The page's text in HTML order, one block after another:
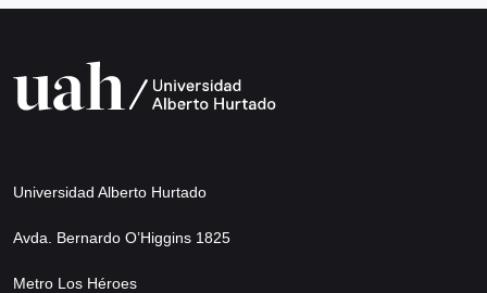
Universidad Alberto Hurtado
Avda. Bernardo O’Higgins 1825
Metro Los Héroes